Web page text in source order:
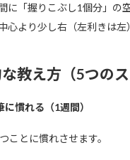
に「握りこぶし1個分」の
心より少し右（左利きは左）
教え方（5つのス
慣れる（1週間）
ことに慣れさせます。